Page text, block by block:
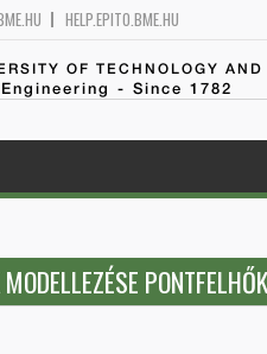
HELP.EPITO.BME.HU
OF TECHNOLOGY
- Since 1782